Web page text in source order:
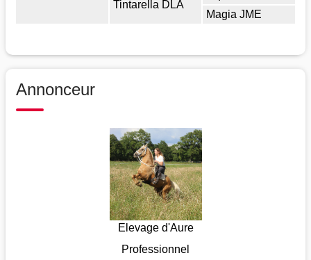
Tintarella DLA
Magia JME
Annonceur
Elevage d'Aure
Professionnel